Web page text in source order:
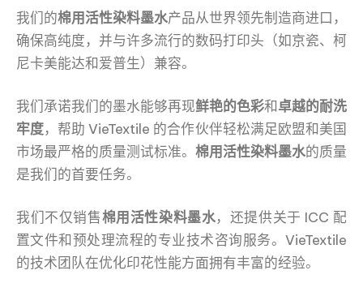
我们的棉用活性染料墨水产品从世界领先制造商进口，
确保高纯度，并与许多流行的数码打印头（如京瓷、柯
尼卡美能达和爱普生）兼容。
我们承诺我们的墨水能够再现鲜艳的色彩和卓越的耐洗
牢度，帮助 VieTextile 的合作伙伴轻松满足欧盟和美国
市场最严格的质量测试标准。 棉用活性染料墨水的质量
是我们的首要任务。
我们不仅销售棉用活性染料墨水，还提供关于 ICC 配
置文件和预处理流程的专业技术咨询服务。VieTextile
的技术团队在优化印花性能方面拥有丰富的经验。